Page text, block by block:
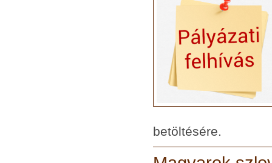
betöltésére.